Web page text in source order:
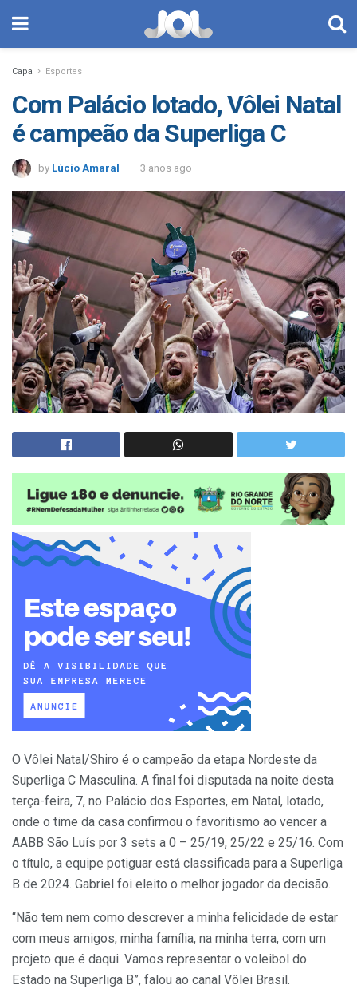
Capa Esportes
Com Palácio lotado, Vôlei Natal
é campeão da Superliga C
by Lúcio Amaral 3 anos ago
O Vôlei Natal/Shiro é o campeão da etapa Nordeste da
Superliga C Masculina. A final foi disputada na noite desta
terça-feira, 7, no Palácio dos Esportes, em Natal, lotado,
onde o time da casa confirmou o favoritismo ao vencer a
AABB São Luís por 3 sets a 0 – 25/19, 25/22 e 25/16. Com
o título, a equipe potiguar está classificada para a Superliga
B de 2024. Gabriel foi eleito o melhor jogador da decisão.
“Não tem nem como descrever a minha felicidade de estar
com meus amigos, minha família, na minha terra, com um
projeto que é daqui. Vamos representar o voleibol do
Estado na Superliga B”, falou ao canal Vôlei Brasil.